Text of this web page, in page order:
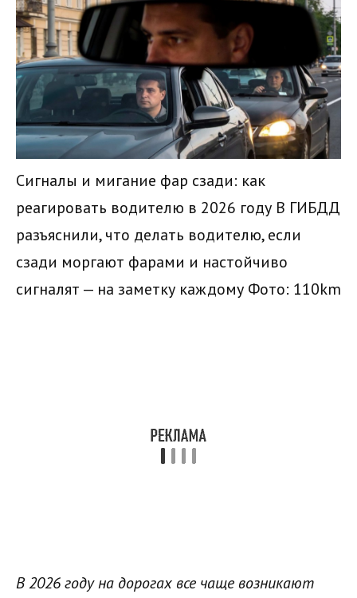
Сигналы и мигание фар сзади: как
реагировать водителю в 2026 году В ГИБДД
разъяснили, что делать водителю, если
сзади моргают фарами и настойчиво
сигналят — на заметку каждому Фото: 110km
В 2026 году на дорогах все чаще возникают